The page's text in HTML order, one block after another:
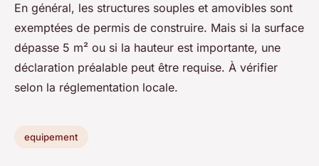
En général, les structures souples et amovibles sont
exemptées de permis de construire. Mais si la surface
dépasse 5 m² ou si la hauteur est importante, une
déclaration préalable peut être requise. À vérifier
selon la réglementation locale.
equipement